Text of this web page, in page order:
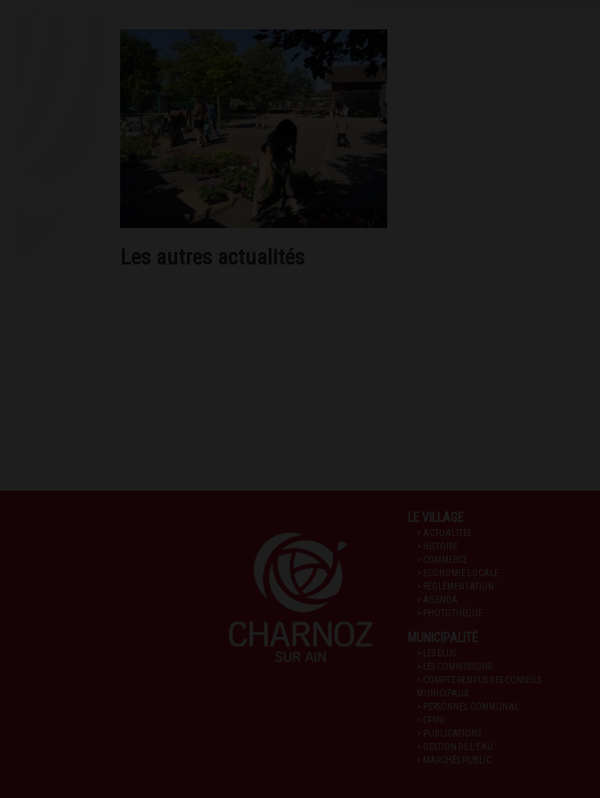
Les autres actualités
LE VILLAGE
> ACTUALITÉS
> HISTOIRE
> COMMERCE
> ECONOMIE LOCALE
> RÉGLEMENTATION
> AGENDA
MUNICIPALITÉ
> COMPTE-RENDUS DES CONSEILS
MUNICIPAUX
> PERSONNEL COMMUNAL
> CPINI
> PUBLICATIONS
> GESTION DE L'EAU
> MARCHÉS PUBLIC